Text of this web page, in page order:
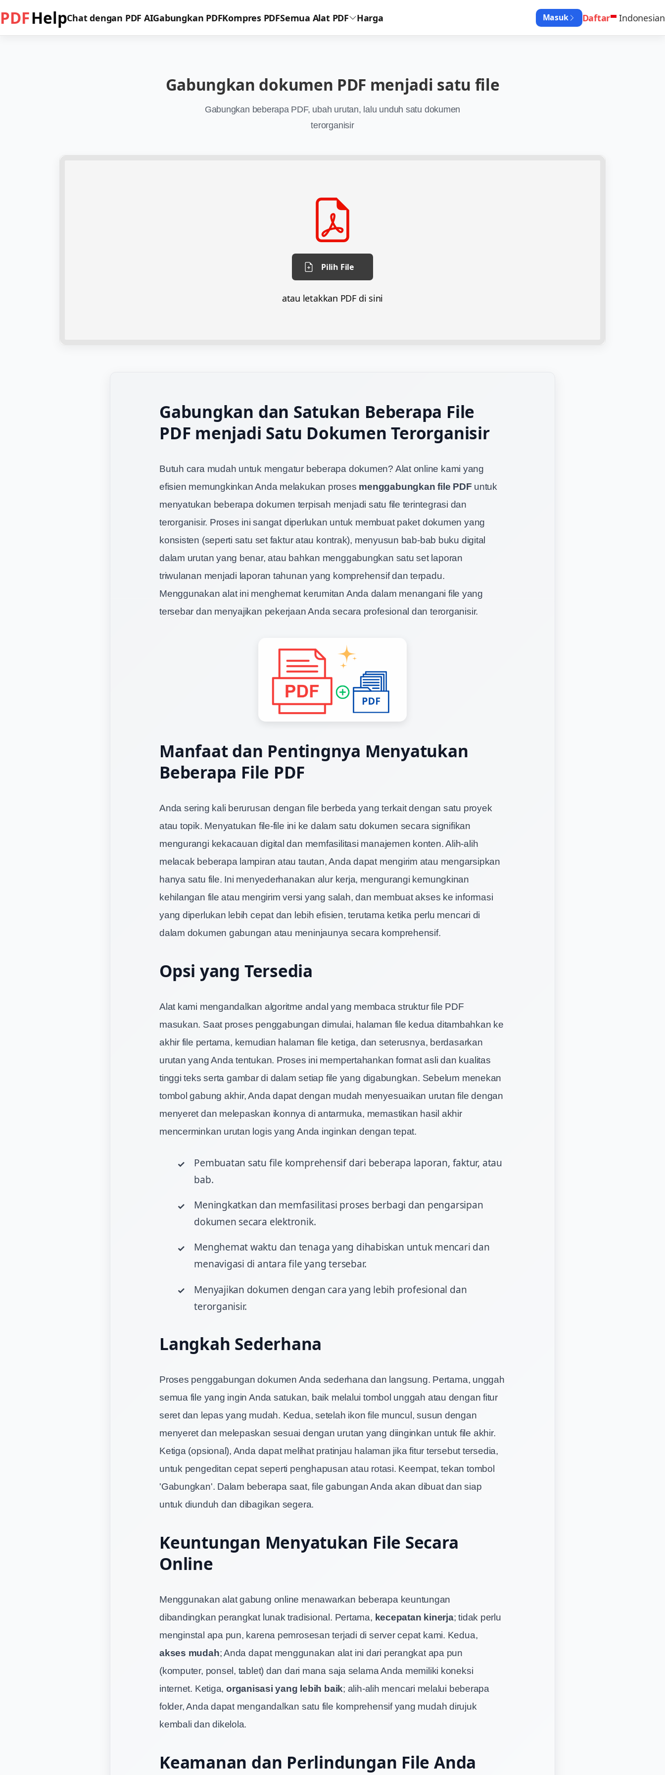
PDFHelpChat dengan PDF AIGabungkan PDFKompres PDFSemua Alat PDF Harga Masuk Daftar Indonesian
Gabungkan dokumen PDF menjadi satu file
Gabungkan beberapa PDF, ubah urutan, lalu unduh satu dokumen
terorganisir
Pilih File
atau letakkan PDF di sini
Gabungkan dan Satukan Beberapa File
PDF menjadi Satu Dokumen Terorganisir
Butuh cara mudah untuk mengatur beberapa dokumen? Alat online kami yang
efisien memungkinkan Anda melakukan proses menggabungkan file PDF untuk
menyatukan beberapa dokumen terpisah menjadi satu file terintegrasi dan
terorganisir. Proses ini sangat diperlukan untuk membuat paket dokumen yang
konsisten (seperti satu set faktur atau kontrak), menyusun bab-bab buku digital
dalam urutan yang benar, atau bahkan menggabungkan satu set laporan
triwulanan menjadi laporan tahunan yang komprehensif dan terpadu.
Menggunakan alat ini menghemat kerumitan Anda dalam menangani file yang
tersebar dan menyajikan pekerjaan Anda secara profesional dan terorganisir.
Manfaat dan Pentingnya Menyatukan
Beberapa File PDF
Anda sering kali berurusan dengan file berbeda yang terkait dengan satu proyek
atau topik. Menyatukan file-file ini ke dalam satu dokumen secara signifikan
mengurangi kekacauan digital dan memfasilitasi manajemen konten. Alih-alih
melacak beberapa lampiran atau tautan, Anda dapat mengirim atau mengarsipkan
hanya satu file. Ini menyederhanakan alur kerja, mengurangi kemungkinan
kehilangan file atau mengirim versi yang salah, dan membuat akses ke informasi
yang diperlukan lebih cepat dan lebih efisien, terutama ketika perlu mencari di
dalam dokumen gabungan atau meninjaunya secara komprehensif.
Opsi yang Tersedia
Alat kami mengandalkan algoritme andal yang membaca struktur file PDF
masukan. Saat proses penggabungan dimulai, halaman file kedua ditambahkan ke
akhir file pertama, kemudian halaman file ketiga, dan seterusnya, berdasarkan
urutan yang Anda tentukan. Proses ini mempertahankan format asli dan kualitas
tinggi teks serta gambar di dalam setiap file yang digabungkan. Sebelum menekan
tombol gabung akhir, Anda dapat dengan mudah menyesuaikan urutan file dengan
menyeret dan melepaskan ikonnya di antarmuka, memastikan hasil akhir
mencerminkan urutan logis yang Anda inginkan dengan tepat.
Pembuatan satu file komprehensif dari beberapa laporan, faktur, atau
bab.
Meningkatkan dan memfasilitasi proses berbagi dan pengarsipan
dokumen secara elektronik.
Menghemat waktu dan tenaga yang dihabiskan untuk mencari dan
menavigasi di antara file yang tersebar.
Menyajikan dokumen dengan cara yang lebih profesional dan
terorganisir.
Langkah Sederhana
Proses penggabungan dokumen Anda sederhana dan langsung. Pertama, unggah
semua file yang ingin Anda satukan, baik melalui tombol unggah atau dengan fitur
seret dan lepas yang mudah. Kedua, setelah ikon file muncul, susun dengan
menyeret dan melepaskan sesuai dengan urutan yang diinginkan untuk file akhir.
Ketiga (opsional), Anda dapat melihat pratinjau halaman jika fitur tersebut tersedia,
untuk pengeditan cepat seperti penghapusan atau rotasi. Keempat, tekan tombol
'Gabungkan'. Dalam beberapa saat, file gabungan Anda akan dibuat dan siap
untuk diunduh dan dibagikan segera.
Keuntungan Menyatukan File Secara
Online
Menggunakan alat gabung online menawarkan beberapa keuntungan
dibandingkan perangkat lunak tradisional. Pertama, kecepatan kinerja; tidak perlu
menginstal apa pun, karena pemrosesan terjadi di server cepat kami. Kedua,
akses mudah; Anda dapat menggunakan alat ini dari perangkat apa pun
(komputer, ponsel, tablet) dan dari mana saja selama Anda memiliki koneksi
internet. Ketiga, organisasi yang lebih baik; alih-alih mencari melalui beberapa
folder, Anda dapat mengandalkan satu file komprehensif yang mudah dirujuk
kembali dan dikelola.
Keamanan dan Perlindungan File Anda